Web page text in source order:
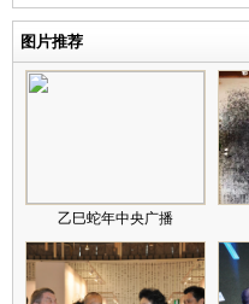
图片推荐
乙巳蛇年中央广播